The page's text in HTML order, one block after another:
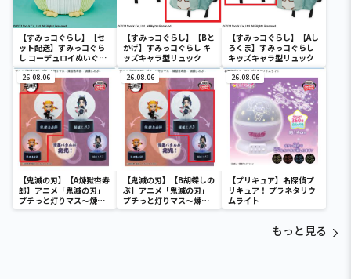
【すみっコぐらし】【セ
ット配送】すみっコぐら
し コーデュロイぬいぐる
みXL プレミアム ぺんぎ
ん？
【すみっコぐらし】【Bと
かげ】すみっコぐらし キ
ッズキャラ型リュック
【すみっコぐらし】【Aし
ろくま】すみっコぐらし
キッズキャラ型リュック
26.08.06
【鬼滅の刃】【A煉獄杏寿
郎】アニメ「鬼滅の刃」
プチっと灯りマス～煉獄
杏寿郎・胡蝶しのぶ～
26.08.06
【鬼滅の刃】【B胡蝶しの
ぶ】アニメ「鬼滅の刃」
プチっと灯りマス～煉獄
杏寿郎・胡蝶しのぶ～
26.08.06
【プリキュア】名探偵プ
リキュア！ プラネタリウ
ムライト
もっと見る